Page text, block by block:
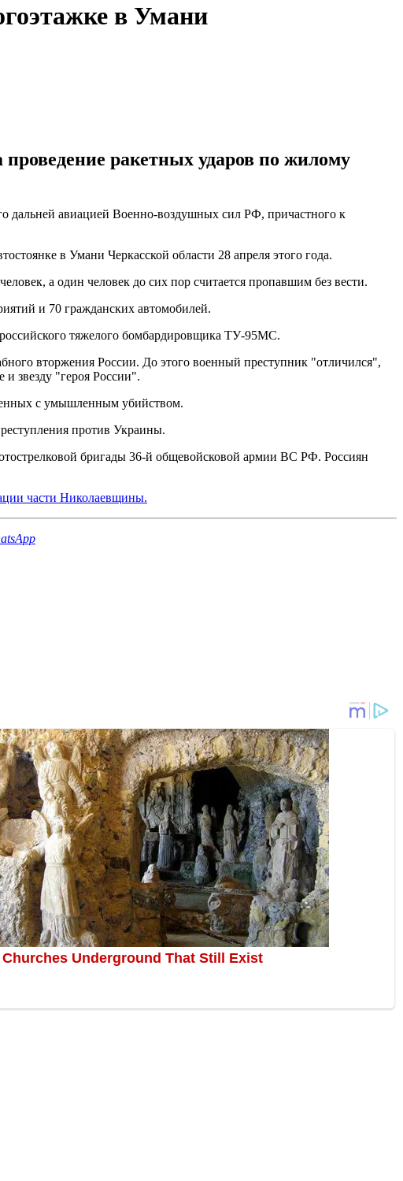
в Умани
ракетных ударов по жилому
дальней авиацией Военно-воздушных сил РФ, причастного к
в Умани Черкасской области 28 апреля этого года.
а один человек до сих пор считается пропавшим без вести.
и 70 гражданских автомобилей.
тяжелого бомбардировщика ТУ-95МС.
вторжения России. До этого военный преступник "отличился",
и звезду "героя России".
с умышленным убийством.
против Украины.
бригады 36-й общевойсковой армии ВС РФ. Россиян
части Николаевщины.